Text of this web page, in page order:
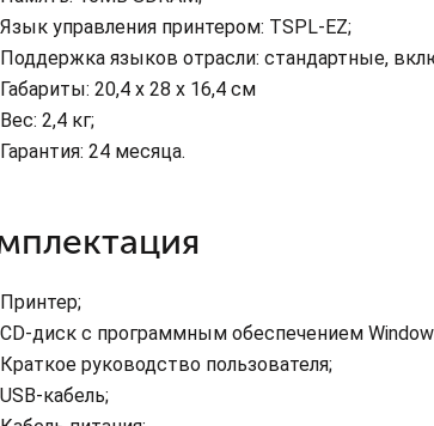
Язык управления принтером: TSPL-EZ;
Поддержка языков отрасли: стандартные,
Габариты: 20,4 х 28 х 16,4 см
Вес: 2,4 кг;
Гарантия: 24 месяца.
Принтер;
CD-диск с программным обеспечением
Краткое руководство пользователя;
USB-кабель;